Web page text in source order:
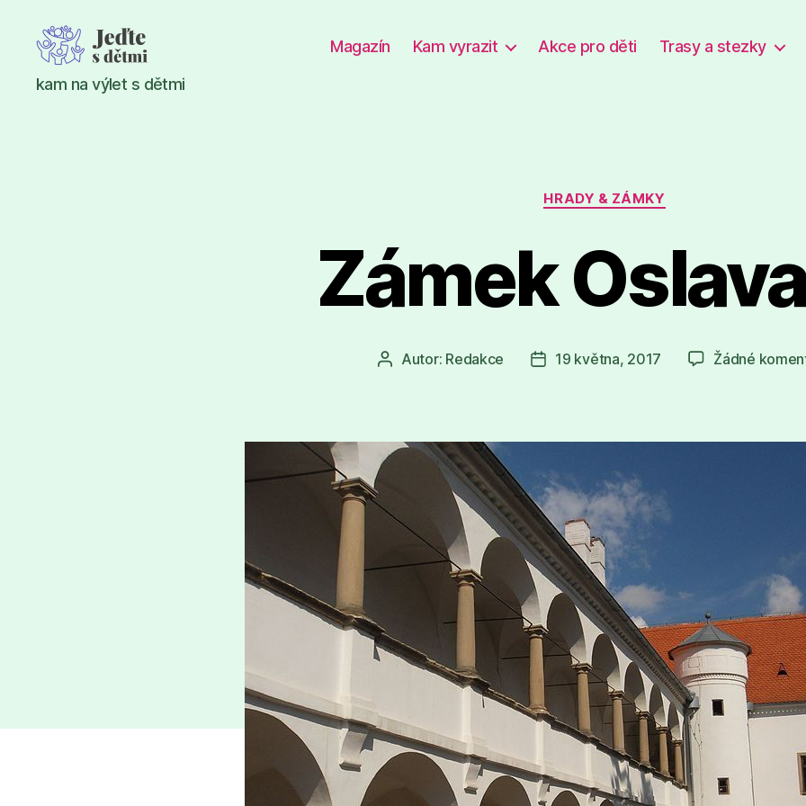
Jeďte
s
kam na výlet s dětmi
Magazín Kam vyrazit Akce pro děti Trasy a stezky
Rubriky
HRADY & ZÁMKY
Zámek
AutorAutor: Redakce
Datum
19 května, 2017 Žádné